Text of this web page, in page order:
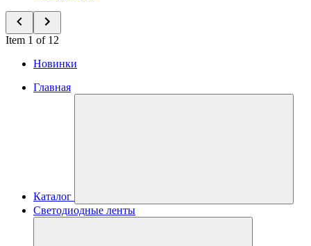
Item 1 of 12
Новинки
Главная
Каталог
Светодиодные ленты